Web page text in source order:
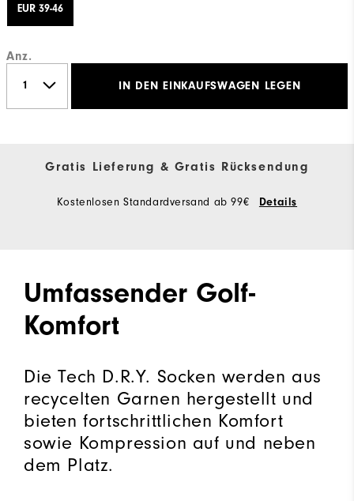
EUR 39-46
Anz.
IN DEN EINKAUFSWAGEN LEGEN
Gratis Lieferung & Gratis Rücksendung
Kostenlosen Standardversand ab 99€ Details
Umfassender Golf-
Komfort
Die Tech D.R.Y. Socken werden aus
recycelten Garnen hergestellt und
bieten fortschrittlichen Komfort
sowie Kompression auf und neben
dem Platz.